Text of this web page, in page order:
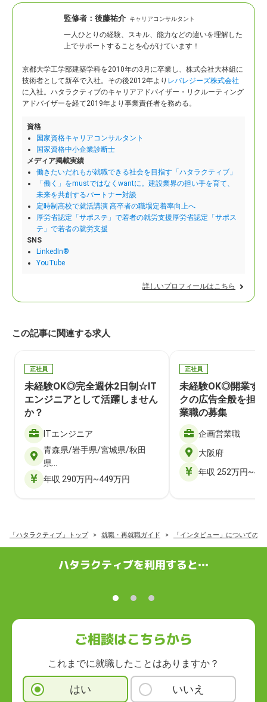
監修者： 後藤祐介 キャリアコンサルタント
一人ひとりの経験、スキル、能力などの違いを理解した
上でサポートすることを心がけています！
京都大学工学部建築学科を2010年の3月に卒業し、株式会社大林組に
技術者として新卒で入社。 その後2012年より レバレジーズ株式会社
に入社。ハタラクティブのキャリアアドバイザー・リクルーティング
アドバイザーを経て2019年より事業責任者を務める。
資格
国家資格キャリアコンサルタント
国家資格中小企業診断士
メディア掲載実績
働きたいだれもが就職できる社会を目指す「ハタラクティブ」
「働く」をmustではなくwantに。建設業界の担い手を育て、
未来を共創するパートナー対談
定時制高校で就活講演 高卒者の職場定着率向上へ
厚労省認定「サポステ」で若者の就労支援厚労省認定「サポス
テ」で若者の就労支援
SNS
LinkedIn®
YouTube
詳しいプロフィールはこちら
この記事に関連する求人
正社員
未経験OK◎完全週休2日制☆IT
エンジニアとして活躍しません
か？
ITエンジニア
青森県/岩手県/宮城県/秋田
県…
年収 290万円~449万円
正社員
未経験OK◎開業す
クの広告全般を担
業職の募集
企画営業職
大阪府
年収 252万円
「ハタラクティブ」トップ 就職・再就職ガイド 「インタビュー」についての
ハタラクティブを利用すると…
ご相談はこちらから
これまでに就職したことはありますか？
はい いいえ